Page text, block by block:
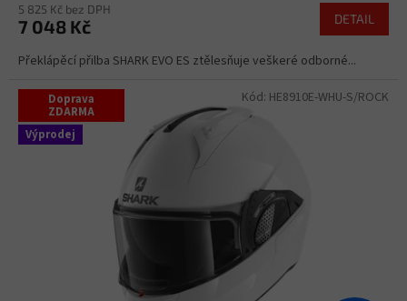
5 825 Kč bez DPH
7 048 Kč DETAIL
Překlápěcí přilba SHARK EVO ES ztělesňuje veškeré odborné...
Doprava
ZDARMA
Výprodej
Kód: HE8910E-WHU-S/ROCK